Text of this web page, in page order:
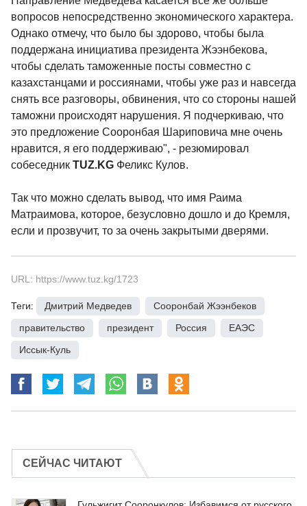
вопросов непосредственно экономического характера.
Однако отмечу, что было бы здорово, чтобы была
поддержана инициатива президента Жээнбекова,
чтобы сделать таможенные посты совместно с
казахстанцами и россиянами, чтобы уже раз и навсегда
снять все разговоры, обвинения, что со стороны нашей
таможни происходят нарушения. Я подчеркиваю, что
это предложение Сооронбая Шариповича мне очень
нравится, я его поддерживаю", - резюмировал
собеседник TUZ.KG Феликс Кулов.
Так что можно сделать вывод, что имя Раима
Матраимова, которое, безусловно дошло и до Кремля,
если и прозвучит, то за очень закрытыми дверями.
URL: https://www.tuz.kg/1723
Теги: Дмитрий Медведев Сооронбай Жээнбеков
правительство
президент Россия ЕАЭС
Иссык-Куль
СЕЙЧАС ЧИТАЮТ